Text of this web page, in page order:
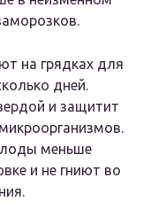
на грядках для
дней.
и защитит
меньше
и не гниют во